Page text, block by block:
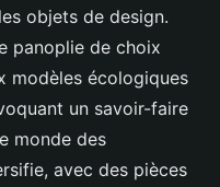
objets de design.
panoplie de choix
modèles écologiques
un savoir-faire
monde des
avec des pièces